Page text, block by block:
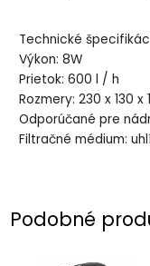
Technické
Výkon: 8W
Prietok: 600 l / h
Rozmery: 230 x 130
Odporúčané pre
Filtračné médium:
Podobné